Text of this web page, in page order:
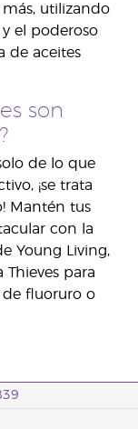
utilizando
el poderoso
de aceites
son
de lo que
¡se trata
Mantén tus
con la
Young Living,
para
de fluoruro o